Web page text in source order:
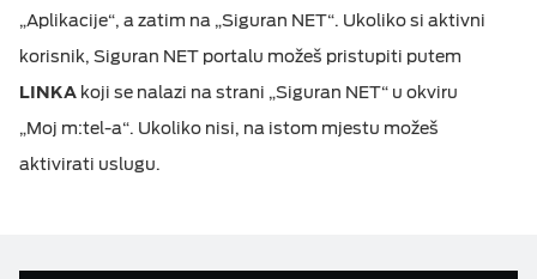
ESIM TRAVEL & TURIST
Telefonski imenik
DOKUMENTA
„Aplikacije“, a zatim na „Siguran NET“. Ukoliko si aktivni
korisnik, Siguran NET portalu možeš pristupiti putem
LINKA koji se nalazi na strani „Siguran NET“ u okviru
„Moj m:tel-a“. Ukoliko nisi, na istom mjestu možeš
aktivirati uslugu.